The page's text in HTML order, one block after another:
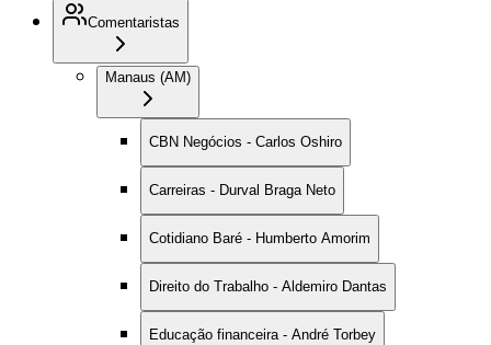
Comentaristas
Manaus (AM)
CBN Negócios - Carlos Oshiro
Carreiras - Durval Braga Neto
Cotidiano Baré - Humberto Amorim
Direito do Trabalho - Aldemiro Dantas
Educação financeira - André Torbey